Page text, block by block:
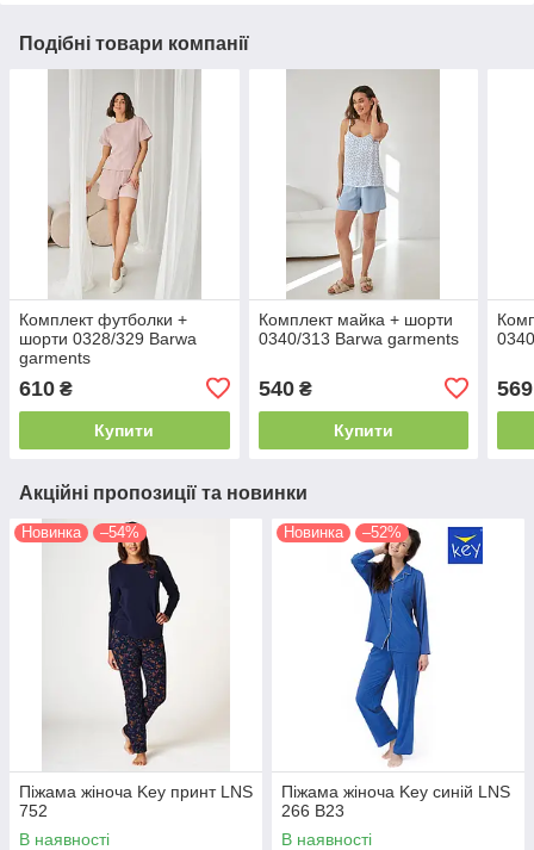
Подібні товари компанії
Комплект футболки +
шорти 0328/329 Barwa
garments
610 ₴
Купити
Комплект майка + шорти
0340/313 Barwa garments
540₴
Купити
569
Акційні пропозиції та новинки
Новинка –54%
Піжама жіноча Key принт LNS
752
В наявності
Новинка –52%
Піжама жіноча Key синій LNS
266 B23
В наявності